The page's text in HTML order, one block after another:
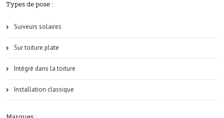
Types de pose :
Suiveurs solaires
Sur toiture plate
Intégré dans la toiture
Installation classique